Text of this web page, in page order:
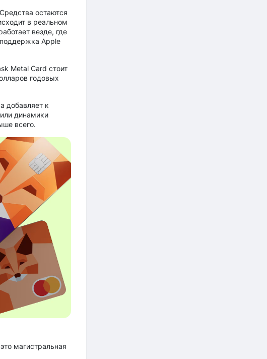
остаются
в реальном
везде, где
Apple
Metal Card стоит
годовых
добавляет к
динамики
всего.
магистральная